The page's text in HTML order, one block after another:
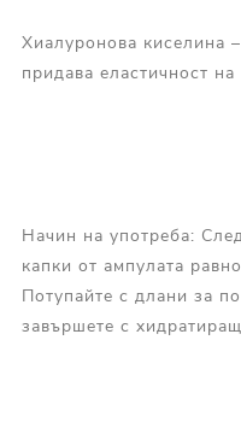
Хиалуронова киселина
придава еластичност на
Начин на употреба:
капки от ампулата
Потупайте с длани за
завършете с